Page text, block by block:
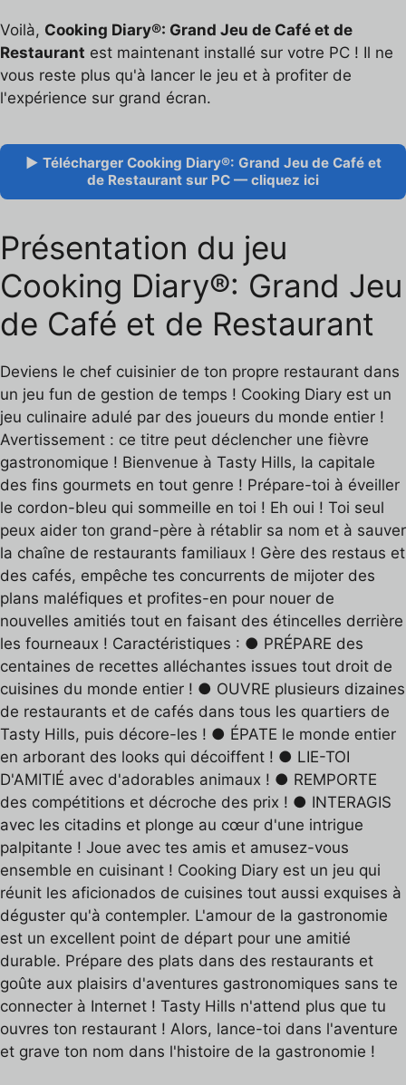
Voilà, Cooking Diary®: Grand Jeu de Café et de
Restaurant est maintenant installé sur votre PC ! Il ne
vous reste plus qu'à lancer le jeu et à profiter de
l'expérience sur grand écran.
▶ Télécharger Cooking Diary®: Grand Jeu de Café et
de Restaurant sur PC — cliquez ici
Présentation du jeu
Cooking Diary®: Grand Jeu
de Café et de Restaurant
Deviens le chef cuisinier de ton propre restaurant dans
un jeu fun de gestion de temps ! Cooking Diary est un
jeu culinaire adulé par des joueurs du monde entier !
Avertissement : ce titre peut déclencher une fièvre
gastronomique ! Bienvenue à Tasty Hills, la capitale
des fins gourmets en tout genre ! Prépare-toi à éveiller
le cordon-bleu qui sommeille en toi ! Eh oui ! Toi seul
peux aider ton grand-père à rétablir sa nom et à sauver
la chaîne de restaurants familiaux ! Gère des restaus et
des cafés, empêche tes concurrents de mijoter des
plans maléfiques et profites-en pour nouer de
nouvelles amitiés tout en faisant des étincelles derrière
les fourneaux ! Caractéristiques : ● PRÉPARE des
centaines de recettes alléchantes issues tout droit de
cuisines du monde entier ! ● OUVRE plusieurs dizaines
de restaurants et de cafés dans tous les quartiers de
Tasty Hills, puis décore-les ! ● ÉPATE le monde entier
en arborant des looks qui décoiffent ! ● LIE-TOI
D'AMITIÉ avec d'adorables animaux ! ● REMPORTE
des compétitions et décroche des prix ! ● INTERAGIS
avec les citadins et plonge au cœur d'une intrigue
palpitante ! Joue avec tes amis et amusez-vous
ensemble en cuisinant ! Cooking Diary est un jeu qui
réunit les aficionados de cuisines tout aussi exquises à
déguster qu'à contempler. L'amour de la gastronomie
est un excellent point de départ pour une amitié
durable. Prépare des plats dans des restaurants et
goûte aux plaisirs d'aventures gastronomiques sans te
connecter à Internet ! Tasty Hills n'attend plus que tu
ouvres ton restaurant ! Alors, lance-toi dans l'aventure
et grave ton nom dans l'histoire de la gastronomie !